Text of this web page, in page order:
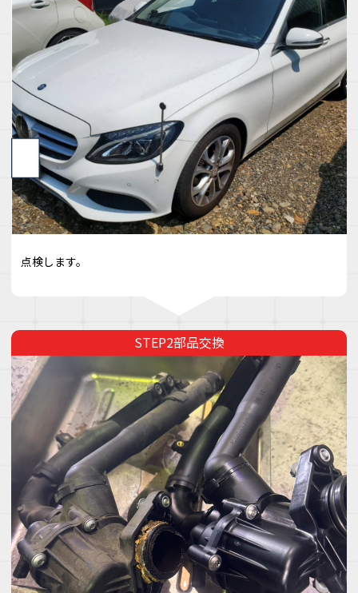
点検します。
部品交換